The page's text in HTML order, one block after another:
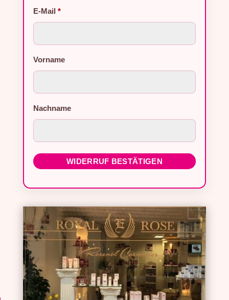
E-Mail *
E-Mail (wiederholen)
Vorname
Nachname
WIDERRUF BESTÄTIGEN